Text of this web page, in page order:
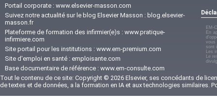
Portail corporate : www.elsevier-masson.com
Suivez notre actualité sur le blog Elsevier Masson : blog.elsevier-
masson.fr
Plateforme de formation des infirmier(e)s : www.pratique-
infirmiere.com
Site portail pour les institutions : www.em-premium.com
Site d'emploi en santé : emploisante.com
Base documentaire de référence : www.em-consulte.com
EM-
En
vous
sont
Les
Le
Tout le contenu de ce site: Copyright © 2026 Elsevier, ses concédants de
de textes et de données, a la formation en IA et aux technologies similaires.